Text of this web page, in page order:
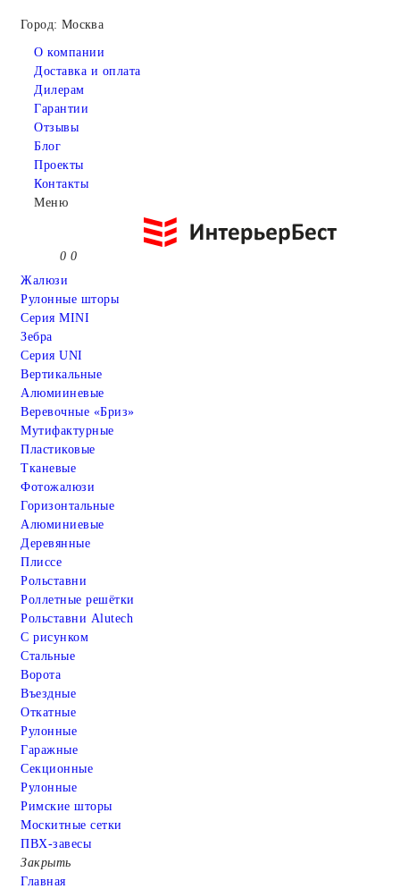
Город: Москва
О компании
Доставка и оплата
Дилерам
Гарантии
Отзывы
Блог
Проекты
Контакты
Меню
0 0
Жалюзи
Рулонные шторы
Серия MINI
Зебра
Серия UNI
Вертикальные
Алюмииневые
Веревочные «Бриз»
Мутифактурные
Пластиковые
Тканевые
Фотожалюзи
Горизонтальные
Алюминиевые
Деревянные
Плиссе
Рольставни
Роллетные решётки
Рольставни Alutech
С рисунком
Стальные
Ворота
Въездные
Откатные
Рулонные
Гаражные
Cекционные
Рулонные
Римские шторы
Москитные сетки
ПВХ-завесы
Закрыть
Главная